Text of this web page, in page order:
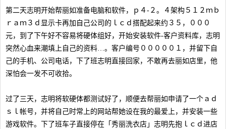
第二天志明开始帮丽如准备电脑和软件，ｐ４-２。４架构５１２ｍｂ
ｒａｍ３ｄ显示卡再加自己公司的ｌｃｄ搭配起来约３５，０００
元，到了下午好不容易将硬体组好，开始安装软件-客户资料库，志明
突然心血来潮填上自己的资料…。客户编号０００００１，并留下自
己的手机、公司电话，下了班志明直接回家，不敢再去丽如店里，他
深怕会一发不可收拾。
过了三天，志明将软硬体都测试好了，顺便去帮丽如申请了一个ａｄ
ｓｌ帐号，并将自己时常上的网站帮她设在我的最爱上，并安装一些
游戏软件。下了班车子直接停在「秀丽洗衣店」志明先抱ｌｃｄ进店